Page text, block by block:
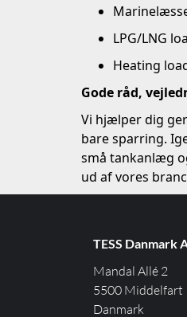
LPG/LNG
Heating
Gode råd,
Vi hjælper dig
bare sparring.
små tankanlæg
ud af vores
TESS Danmark
Mandal Allé 2
5500 Middelfart
Danmark